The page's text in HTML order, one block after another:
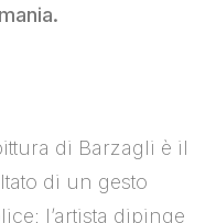
di Barzagli è il
di un gesto
l’artista dipinge